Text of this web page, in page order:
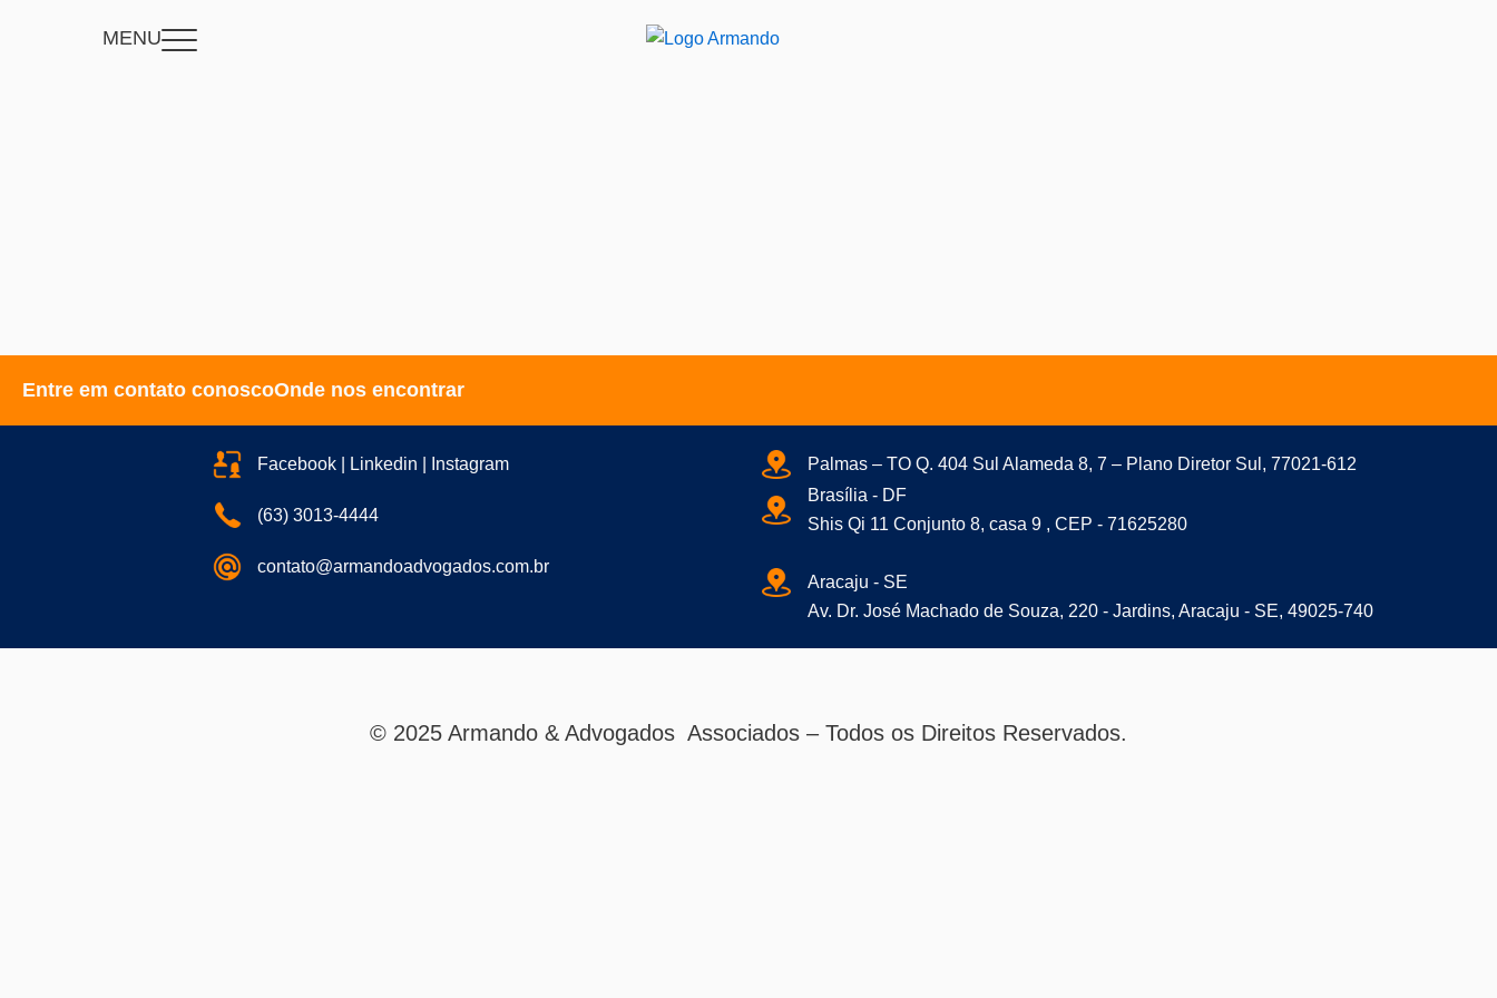
MENU
Entre em contato conoscoOnde nos encontrar
Facebook | Linkedin | Instagram
(63) 3013-4444
contato@armandoadvogados.com.br
Palmas – TO Q. 404 Sul Alameda 8, 7 – Plano Diretor Sul, 77021-612
Brasília - DF
Shis Qi 11 Conjunto 8, casa 9 , CEP - 71625280
Aracaju - SE
Av. Dr. José Machado de Souza, 220 - Jardins, Aracaju - SE, 49025-740
© 2025 Armando & Advogados Associados – Todos os Direitos Reservados.